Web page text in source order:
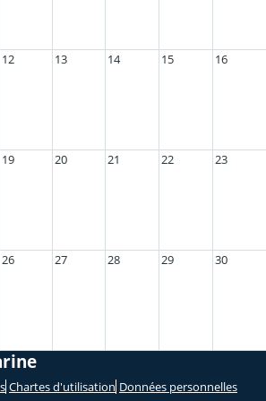
12 13 14 15 16
19 20 21 22 23
26 27 28 29 30
Chartes d'utilisation Données personnelles